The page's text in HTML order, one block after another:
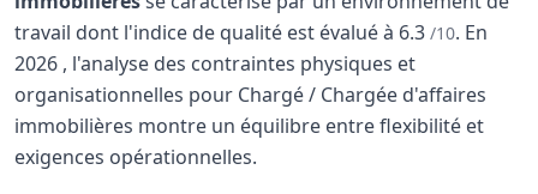
travail dont l'indice de qualité est évalué à 6.3 /10. En
2026 , l'analyse des contraintes physiques et
organisationnelles pour Chargé / Chargée d'affaires
immobilières montre un équilibre entre flexibilité et
exigences opérationnelles.